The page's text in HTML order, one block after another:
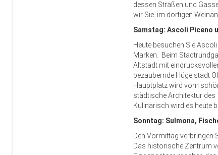
dessen Straßen und
wir Sie im dortigen
Samstag: Ascoli Piceno
Heute besuchen Sie
Marken. Beim
Altstadt mit
bezaubernde Hügelstadt
Hauptplatz wird vom
städtische Architektur des
Kulinarisch wird es heute
Sonntag: Sulmona,
Den Vormittag verbringen
Das historische Zentrum